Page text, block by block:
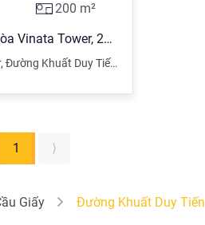
200 m²
Bán ki ốt tầng 1 tòa Vinata Tower, 289 Khuất Duy Tiến, HĐ mua bán, giá gốc CĐT, LH: 0914 102 ***
, Đường Khuất Duy Tiến
1 ⟩
Giấy Đường Khuất Duy Tiến